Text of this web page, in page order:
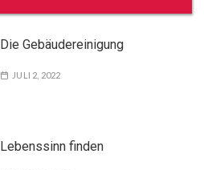
Die Gebäudereinigung
JULI 2, 2022
Lebenssinn finden